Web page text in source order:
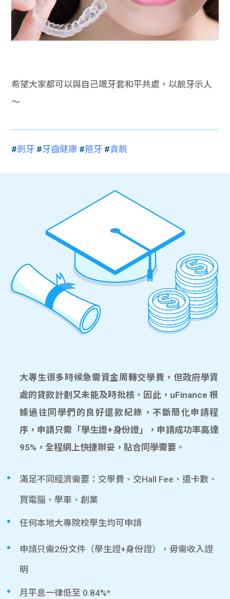
希望大家都可以與自己嘅牙套和平共處，以靚牙示人
～
#剝牙 #牙齒健康 #箍牙 #貪靚
大專生很多時候急需資金周轉交學費，但政府學資
處的貸款計劃又未能及時批核。因此，uFinance 根
據過往同學們的良好還款紀錄，不斷簡化申請程
序，申請只需「學生證+身份證」，申請成功率高達
95%，全程網上快捷辦妥，貼合同學需要。
滿足不同經濟需要：交學費、交Hall Fee、還卡數、
買電腦、學車、創業
任何本地大專院校學生均可申請
申請只需2份文件（學生證+身份證），毋需收入證
明
月平息一律低至 0.84%*